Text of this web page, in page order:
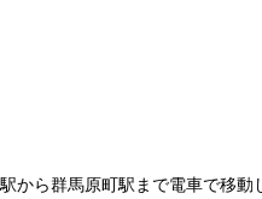
から群馬原町駅まで電車で移動